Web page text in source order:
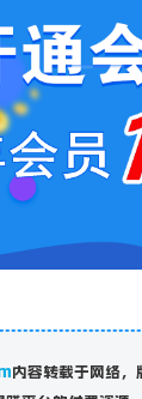
内容转载于网络，